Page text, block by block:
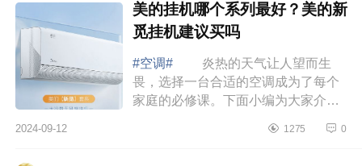
美的挂机哪个系列最好？美的新
觅挂机建议买吗
#空调#
炎热的天气让人望而生
畏，选择一台合适的空调成为了每个
家庭的必修课。下面小编为大家介绍
挂机建议买吗 美的挂机哪个系列
2024-09-12 1275 0